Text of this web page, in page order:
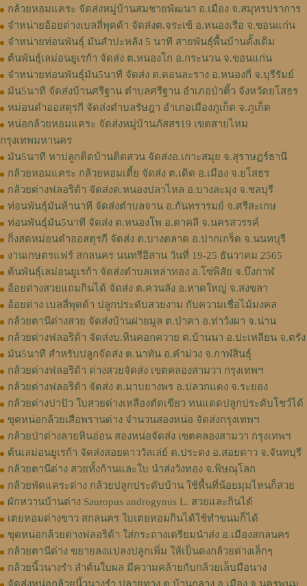
กล้วยหอมแคระ จัดส่งหมู่บ้านสมชายพัฒนา อ.เมือง จ.สมุทรปราการ
จำหน่ายอ้อยด่างเบลลี่พุดด้า จัดส่งต.จระเข้ อ.หนองเรือ จ.ขอนแก่น
จำหน่ายท่อนพันธุ์ มันสำปะหลัง 5 นาที สายพันธุ์พื้นบ้านดั้งเดิม
ต้นพันธุ์เลม่อนยูเรก้า จัดส่ง ต.หนองโก อ.กระนวน จ.ขอนแก่น
จำหน่ายท่อนพันธุ์มัน5นาที จัดส่ง ต.ดอนละราง อ.หนองกี่ จ.บุรีรัมย์
มัน5นาที จัดส่งบ้านศรีฐาน ตำบลศรีฐาน อำเภอป่าติ้ว จังหวัดยโสธร
หม่อนดำออสตุรกี จัดส่งตำบลรัษฎา อำเภอเมืองภูเก็ต จ.ภูเก็ต
หน่อกล้วยหอมแคระ จัดส่งหมู่บ้านภัสสร19 เขตสายไหม
กรุงเทพมหานคร
มัน5นาที หาปลูกติดบ้านติดสวน จัดส่งอ.เกาะสมุย จ.สุราษฏร์ธานี
กล้วยหอมแคระ กล้วยหอมเตี้ย จัดส่ง ต.เดิด อ.เมือง จ.ยโสธร
กล้วยด่างฟลอริด้า จัดส่งต.หนองปลาไหล อ.บางละมุง จ.ชลบุรี
ท่อนพันธุ์มันห้านาที จัดส่งตำบลจาน อ.กันทรารมย์ จ.ศรีสะเกษ
ท่อนพันธุ์มัน5นาที จัดส่ง ต.หนองโพ อ.ตาคลี จ.นครสวรรค์
กิ่งสดหม่อนดำออสตุรกี จัดส่ง ต.บางตลาด อ.ปากเกร็ด จ.นนทบุรี
งานเกษตรแฟร์ สกลนคร นนทรีอีสาน วันที่ 19-25 ธันวาคม 2565
ต้นพันธุ์เลม่อนยูเรก้า จัดส่งตำบลเหล่าทอง อ.โซ่พิสัย จ.บึงกาฬ
อ้อยด่างสวยแถมกินได้ จัดส่ง ต.ควนลัง อ.หาดใหญ่ จ.สงขลา
อ้อยด่าง เบลลี่พุดด้า ปลูกประดับสวยงาม กับความเชื่อไม้มงคล
กล้วยตานีด่างสวย จัดส่งบ้านฝายมูล ต.ป่าคา อ.ท่าวังผา จ.น่าน
กล้วยด่างฟลอริด้า จัดส่งบ.หินคอกควาย ต.บ้านนา อ.ปะเหลียน จ.ตรัง
มัน5นาที สำหรับปลูกจัดส่ง ต.นาทัน อ.คำม่วง จ.กาฬสินธุ์
กล้วยด่างฟลอริด้า ด่างสวยจัดส่ง เขตคลองสามวา กรุงเทพฯ
กล้วยด่างฟลอริด้า จัดส่ง ต.มาบยางพร อ.ปลวกแดง จ.ระยอง
กล้วยด่างปาปัว ใบสวยด่างเหลืองตัดเขียว ทนแดดปลูกประดับโชว์ได้
ขุดหน่อกล้วยเสือพรานด่าง จำนวนสองหน่อ จัดส่งกรุงเทพฯ
กล้วยป่าด่างลายหินอ่อน สองหน่อจัดส่ง เขตคลองสามวา กรุงเทพฯ
ต้นเลม่อนยูเรก้า จัดส่งสอยดาววัลเล่ย์ ต.ประตง อ.สอยดาว จ.จันทบุรี
กล้วยตานีด่าง สวยทั้งก้านและใบ นำส่งวังทอง จ.พิษณุโลก
กล้วยพัดแคระด่าง กล้วยปลูกประดับบ้าน ใช้พื้นที่น้อยมุมไหนก็สวย
ผักหวานบ้านด่าง Sauropus androgynus L. สวยและกินได้
เตยหอมด่างขาว สกลนคร ใบเตยหอมกินได้ใช้ทำขนมก็ได้
ขุดหน่อกล้วยด่างฟลอริด้า ใส่กระถางเตรียมนำส่ง อ.เมืองสกลนคร
กล้วยตานีด่าง ขยายลงแปลงปลูกเพิ่ม ให้เป็นดงกล้วยด่างเล็กๆ
กล้วยนิ้วนางรำ ลำต้นใบผล มีความคล้ายกับกล้วยเล็บมือนาง
จัดส่งหน่อกล้วยนิ้วนางรำ ปลายทาง ต.บ้านกลาง อ.เมือง จ.นครพนม